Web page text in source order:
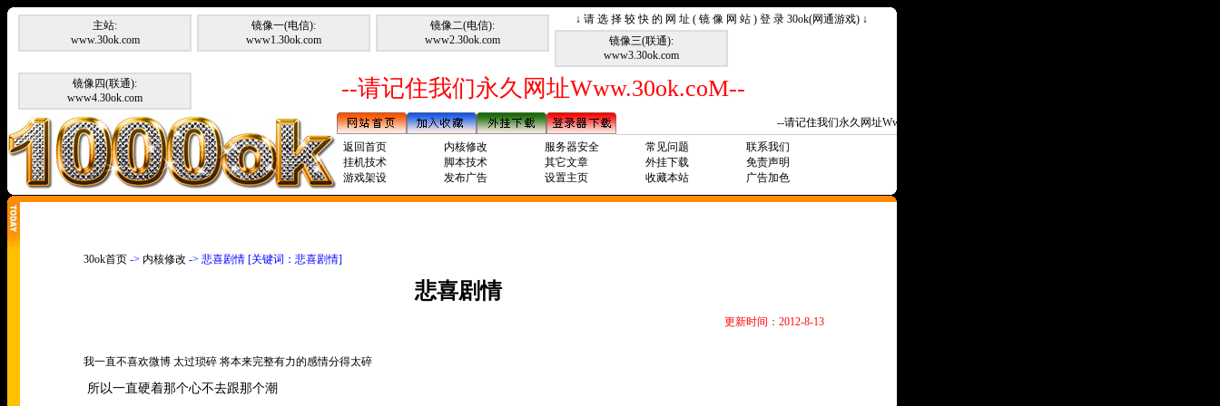
↓ 请 选 择 较 快 的 网 址 ( 镜 像 网 站 ) 登 录 30ok(网通游戏) ↓
主站:
www.30ok.com
镜像一(电信):
www1.30ok.com
镜像二(电信):
www2.30ok.com
镜像三(联通):
www3.30ok.com
镜像四(联通):
www4.30ok.com
--请记住我们永久网址Www.30ok.coM--
--请记住我们永久网址Www.30ok.Com--
返回首页
内核修改 服务器安全 常见问题
联系我们
挂机技术
脚本技术 其它文章 外挂下载
免责声明
游戏架设
发布广告 设置主页 收藏本站 广告加色
30ok首页 -> 内核修改 -> 悲喜剧情 [关键词：悲喜剧情]
悲喜剧情
更新时间：2012-8-13
我一直不喜欢微博 太过琐碎 将本来完整有力的感情分得太碎
所以一直硬着那个心不去跟那个潮